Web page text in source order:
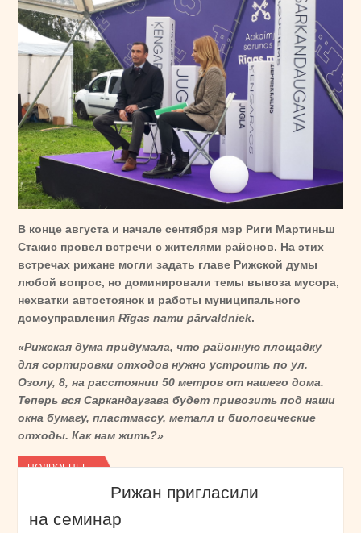
В конце августа и начале сентября мэр Риги Мартиньш
Стакис провел встречи с жителями районов. На этих
встречах рижане могли задать главе Рижской думы
любой вопрос, но доминировали темы вывоза мусора,
нехватки автостоянок и работы муниципального
домоуправления Rīgas namu pārvaldniek.
«Рижская дума придумала, что районную площадку
для сортировки отходов нужно устроить по ул.
Озолу, 8, на расстоянии 50 метров от нашего дома.
Теперь вся Саркандаугава будет привозить под наши
окна бумагу, пластмассу, металл и биологические
отходы. Как нам жить?»
ПОДРОБНЕЕ...
Рижан пригласили
на семинар